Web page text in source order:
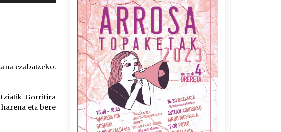
Azaroak 6 Iurretan Arrosa
sarearen IX. topaketak
2021/10/04
Berria egunkarian
elkarrizketa Arrosaren 20
urteez
2021/07/06
ezabatzeko.
Gorritira
eta bere